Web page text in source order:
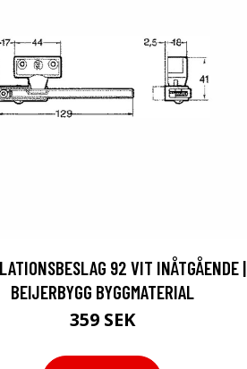
92 VIT INÅTGÅENDE |
BEIJERBYGG BYGGMATERIAL
359 SEK